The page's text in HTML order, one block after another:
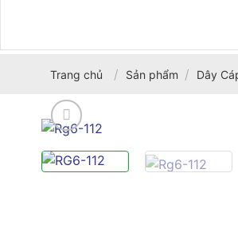
Trang chủ / Sản phẩm / Dây